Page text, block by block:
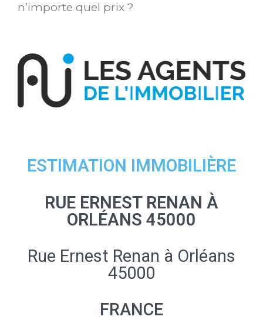
n’importe quel prix ?
ESTIMATION IMMOBILIÈRE
RUE ERNEST RENAN À
ORLÉANS 45000
Rue Ernest Renan à Orléans
45000
FRANCE